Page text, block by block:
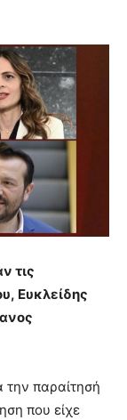
τις
Ευκλείδης
την παραίτησή
που είχε